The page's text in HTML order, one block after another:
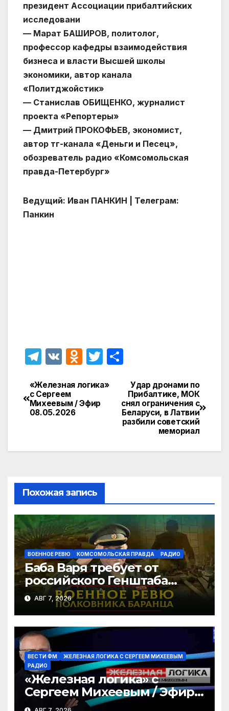
президент Ассоциации прибалтийских
исследовани
— Марат БАШИРОВ, политолог,
профессор кафедры взаимодействия
бизнеса и власти Высшей школы
экономики, автор канала
«Политджойстик»
— Станислав ОБИЩЕНКО, журналист
проекта «Репортеры»
— Дмитрий ПРОКОФЬЕВ, экономист,
автор тг-канала «Деньги и Песец»,
обозреватель радио «Комсомольская
правда-Петербург»
Ведущий: Иван ПАНКИН | Телеграм:
Панкин
T
e
gr
a
V
O
n
o
s
ni
ki
T
itt
п
р
а
и
Навигация
по
Удар дронами по
Прибалтике, МОК
снял ограничения с
Беларуси, в Латвии
разбили советский
мемориал
«Железная логика»
с Сергеем
Михеевым / Эфир
08.05.2026
Похожая запись
ВОЕННОЕ РЕВЮ КОМСОМОЛЬСКАЯ ПРАВДА РАДИО
Баба Варя требует от
российского Генштаба
стратегической операции
на Украине. Как быть? |
07.08.2026
АВГ 7, 2026
ВЕСТИ ФМ
ЖЕЛЕЗНАЯ ЛОГИКА С СЕРГЕЕМ МИХЕЕВЫМ
РАДИО
«Железная логика» с
Сергеем Михеевым / Эфир
07.08.2026